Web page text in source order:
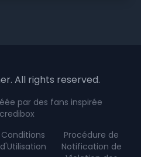
All rights reserved.
par des fans inspirée
Conditions
d'Utilisation
Procédure de
Notification de